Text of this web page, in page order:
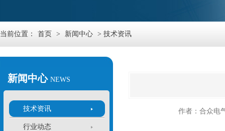
当前位置： 首页 > 新闻中心 > 技术资讯
新闻中心 NEWS
技术资讯
行业动态
作者：合众电